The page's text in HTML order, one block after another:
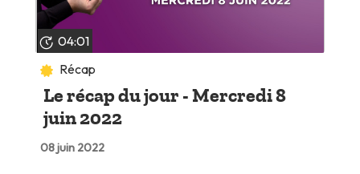
04:01
Récap
Le récap du jour - Mercredi 8
juin 2022
08 juin 2022